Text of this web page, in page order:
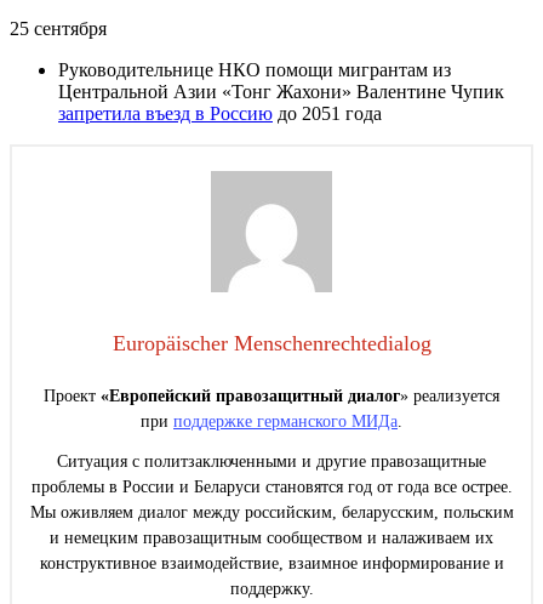
25 сентября
Руководительнице НКО помощи мигрантам из
Центральной Азии «Тонг Жахони» Валентине Чупик
запретила въезд в Россию до 2051 года
Europäischer Menschenrechtedialog
Проект «Европейский правозащитный диалог» реализуется
при поддержке германского МИДа.
Ситуация с политзаключенными и другие правозащитные
проблемы в России и Беларуси становятся год от года все острее.
Мы оживляем диалог между российским, беларусским, польским
и немецким правозащитным сообществом и налаживаем их
конструктивное взаимодействие, взаимное информирование и
поддержку.